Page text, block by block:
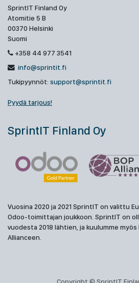
SprintIT Finland Oy
Atomitie 5 B
00370 Helsinki
Suomi
+358 44 977 3541
info@sprintit.fi
Tukipyynnöt: support@sprintit.fi
Pyydä tarjous!
SprintIT Finland Oy
Vuosina 2020 ja 2021 SprintIT on valittu
Odoo-toimittajan joukkoon. SprintIT on
vuodesta 2018 lähtien, ja kuulumme myös
Allianceen.
Copyright © SprintIT